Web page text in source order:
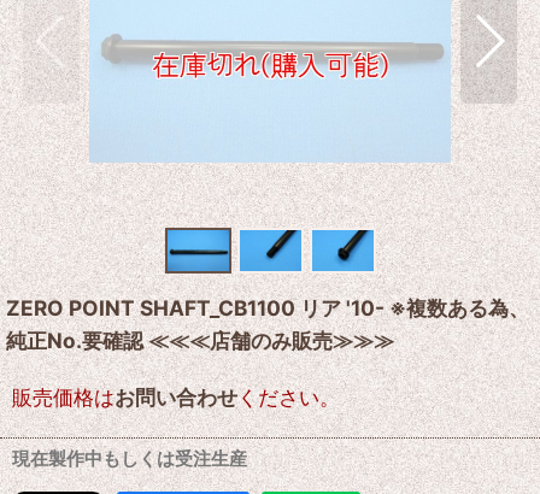
ZERO POINT SHAFT_CB1100 リア '10- ※複数ある為、
純正No.要確認 ≪≪≪店舗のみ販売≫≫≫
販売価格はお問い合わせください。
現在製作中もしくは受注生産